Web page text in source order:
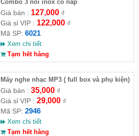
Combo 3 nồi inox có nắp
Giá bán : 127,000₫
Giá sỉ VIP : 122,000₫
Mã SP: 6021
Xem chi tiết
Tạm hết hàng
Máy nghe nhạc MP3 ( full box và phụ kiện)
Giá bán : 35,000₫
Giá sỉ VIP : 29,000₫
Mã SP: 2946
Xem chi tiết
Tạm hết hàng